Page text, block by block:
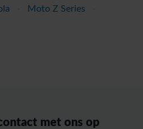
Moto Z Series
met ons op